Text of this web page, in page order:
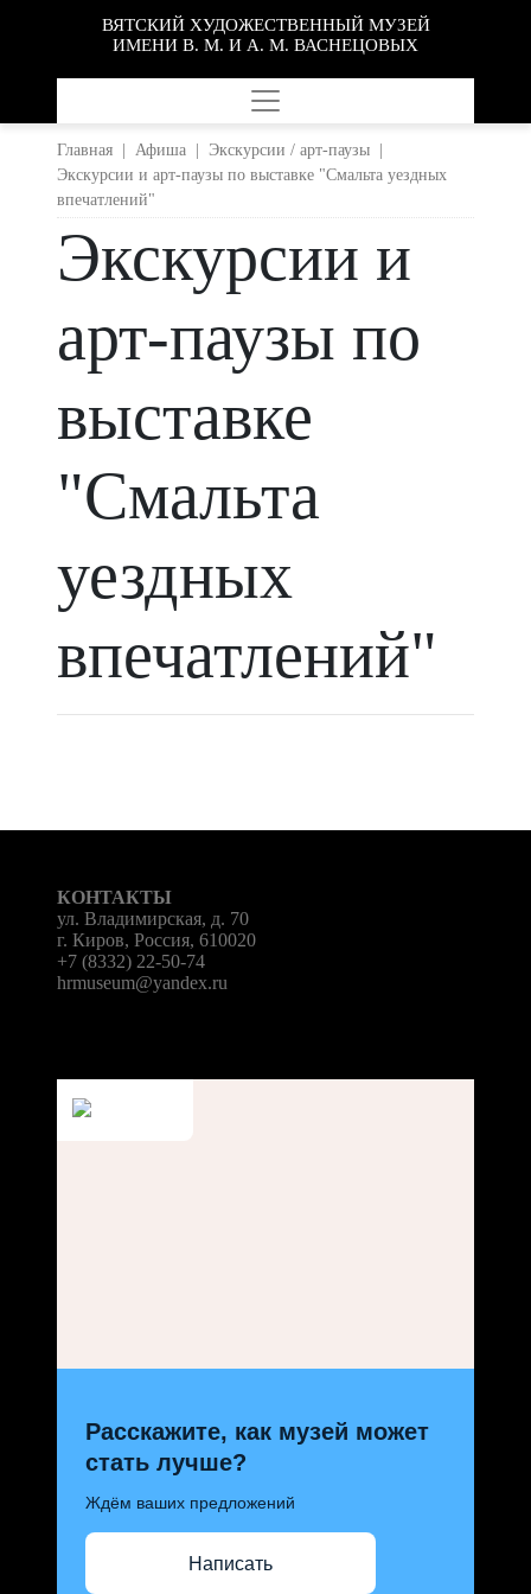
ВЯТСКИЙ ХУДОЖЕСТВЕННЫЙ МУЗЕЙ
ИМЕНИ В. М. И А. М. ВАСНЕЦОВЫХ
Главная | Афиша | Экскурсии / арт-паузы |
Экскурсии и арт-паузы по выставке "Смальта уездных
впечатлений"
Экскурсии и
арт-паузы по
выставке
"Смальта
уездных
впечатлений"
КОНТАКТЫ
ул. Владимирская, д. 70
г. Киров, Россия, 610020
+7 (8332) 22-50-74
hrmuseum@yandex.ru
Расскажите, как музей может
стать лучше?
Ждём ваших предложений
Написать